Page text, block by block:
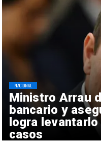
Ministro Arrau
bancario y
logra levantarlo
casos
NACIONAL